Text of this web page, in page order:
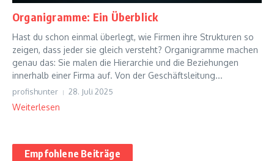
Organigramme: Ein Überblick
Hast du schon einmal überlegt, wie Firmen ihre Strukturen so
zeigen, dass jeder sie gleich versteht? Organigramme machen
genau das: Sie malen die Hierarchie und die Beziehungen
innerhalb einer Firma auf. Von der Geschäftsleitung...
profishunter 28. Juli 2025
Weiterlesen
Empfohlene Beiträge